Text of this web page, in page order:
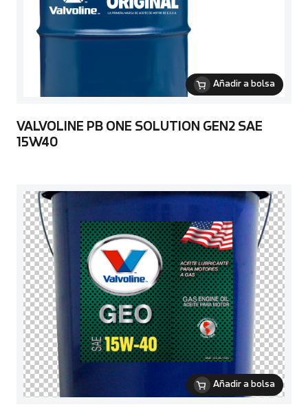
Añadir a bolsa
VALVOLINE PB ONE SOLUTION GEN2 SAE
15W40
Añadir a bolsa